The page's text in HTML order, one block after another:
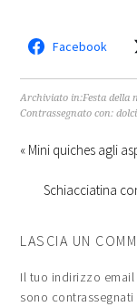
Facebook
Archiviato in:Festa della
Contrassegnato con:
« Mini quiches agli
Schiacciatina
LASCIA UN
Il tuo indirizzo
sono contrassegnati